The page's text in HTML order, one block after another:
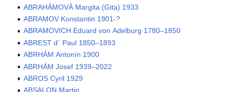
ABRAHÁMOVÁ Margita (Gita) 1933
ABRAMOV Konstantin 1901-?
ABRAMOVICH Eduard von Adelburg 1780–1850
ABREST d` Paul 1850–1893
ABRHÁM Antonín 1900
ABRHÁM Josef 1939–2022
ABROS Cyril 1929
ABSALON Martin